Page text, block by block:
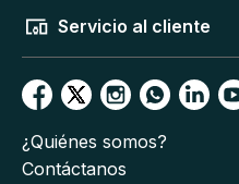
Servicio al cliente
¿Quiénes somos?
Contáctanos